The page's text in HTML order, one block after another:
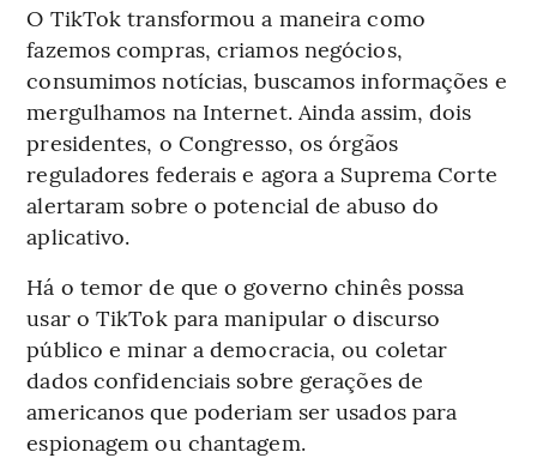
O TikTok transformou a maneira como
fazemos compras, criamos negócios,
consumimos notícias, buscamos informações e
mergulhamos na Internet. Ainda assim, dois
presidentes, o Congresso, os órgãos
reguladores federais e agora a Suprema Corte
alertaram sobre o potencial de abuso do
aplicativo.
Há o temor de que o governo chinês possa
usar o TikTok para manipular o discurso
público e minar a democracia, ou coletar
dados confidenciais sobre gerações de
americanos que poderiam ser usados para
espionagem ou chantagem.